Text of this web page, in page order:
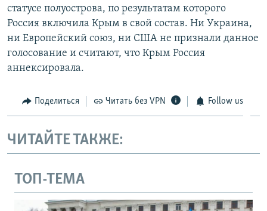
статусе полуострова, по результатам которого
Россия включила Крым в свой состав. Ни Украина,
ни Европейский союз, ни США не признали данное
голосование и считают, что Крым Россия
аннексировала.
Поделиться Читать без VPN Follow us
ЧИТАЙТЕ ТАКЖЕ:
ТОП-ТЕМА